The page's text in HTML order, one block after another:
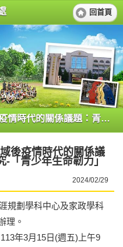
回首頁
轉知112學年度綜合活動領域後疫情時代的關係議題：青少年生命 韌力之探究-「青少年生命韌力」論壇。
後疫情時代的關係議
「青少年生命韌力」
2024/02/29
規劃學科中心及家政學科
理。
年3月15日(週五)上午9